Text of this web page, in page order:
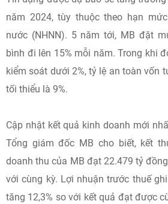
năm 2024, tùy thuộc theo hạn
nước (NHNN). 5 năm tới, MB đặt
bình đi lên 15% mỗi năm. Trong khi
kiểm soát dưới 2%, tỷ lệ an toàn vốn
tối thiểu là 9%.
Cập nhật kết quả kinh doanh mới
Tổng giám đốc MB cho biết, kết
doanh thu của MB đạt 22.479 tỷ
với cùng kỳ. Lợi nhuận trước thuế
tăng 12,3% so với kết quả đạt được